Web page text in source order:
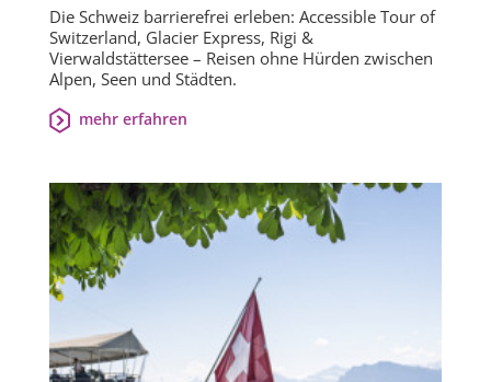
Die Schweiz barrierefrei erleben: Accessible Tour of
Switzerland, Glacier Express, Rigi &
Vierwaldstättersee – Reisen ohne Hürden zwischen
Alpen, Seen und Städten.
mehr erfahren